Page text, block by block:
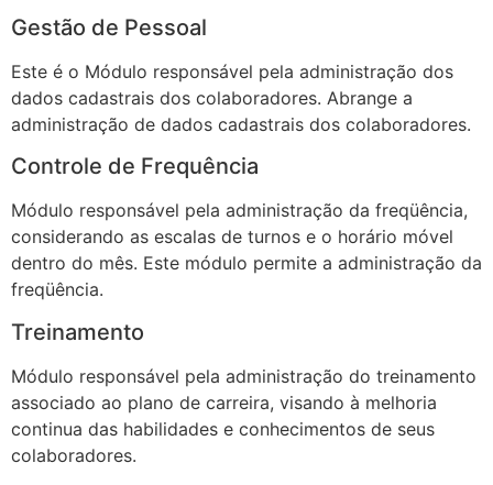
Gestão de Pessoal
Este é o Módulo responsável pela administração dos
dados cadastrais dos colaboradores. Abrange a
administração de dados cadastrais dos colaboradores.
Controle de Frequência
Módulo responsável pela administração da freqüência,
considerando as escalas de turnos e o horário móvel
dentro do mês. Este módulo permite a administração da
freqüência.
Treinamento
Módulo responsável pela administração do treinamento
associado ao plano de carreira, visando à melhoria
continua das habilidades e conhecimentos de seus
colaboradores.